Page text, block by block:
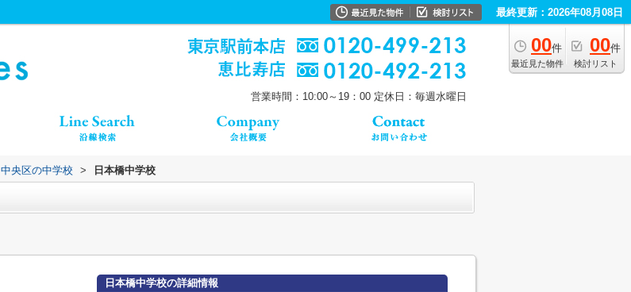
最終更新：2026年08月08日
00件
最近見た物件
00件
検討リスト
営業時間：10:00～19：00 定休日：毎週水曜日
中央区の中学校 > 日本橋中学校
日本橋中学校の詳細情報